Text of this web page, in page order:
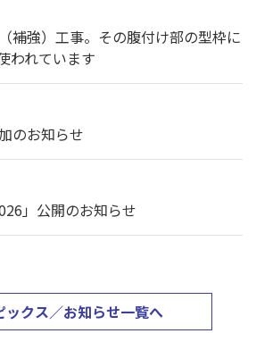
補強）工事。その腹付け部の型枠に
われています
のお知らせ
」公開のお知らせ
ックス／お知らせ一覧へ